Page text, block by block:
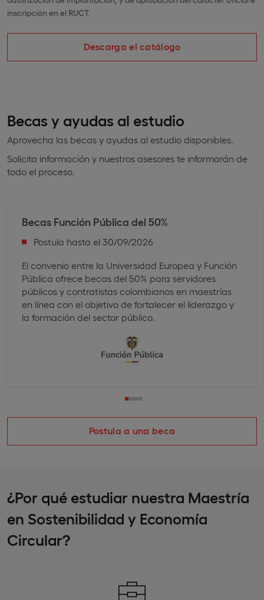
inscripción en el RUCT.
Descarga el catálogo
Becas y ayudas al estudio
Aprovecha las becas y ayudas al estudio disponibles.
Solicita información y nuestros asesores te informarán de
todo el proceso.
Becas Función Pública ​del 50%
Postula hasta el 30/09/2026
El convenio entre la Universidad Europea y Función
Pública ofrece becas del 50% para servidores
públicos y contratistas colombianos en maestrías
en línea con el objetivo de fortalecer el liderazgo y
la formación del sector público.
Postula a una beca
¿Por qué estudiar nuestra Maestría
en Sostenibilidad y Economía
Circular?